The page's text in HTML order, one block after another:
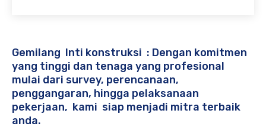
Gemilang Inti konstruksi : Dengan komitmen
yang tinggi dan tenaga yang profesional
mulai dari survey, perencanaan,
penggangaran, hingga pelaksanaan
pekerjaan, kami siap menjadi mitra terbaik
anda.